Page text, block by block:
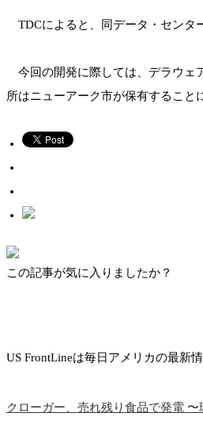
TDCによると、同データ・センタ
今回の開発に際しては、デラウェ
所はニューアーク市が保有すること
この記事が気に入りましたか？
US FrontLineは毎日アメリカの最新
クローガー、売れ残り食品で発電